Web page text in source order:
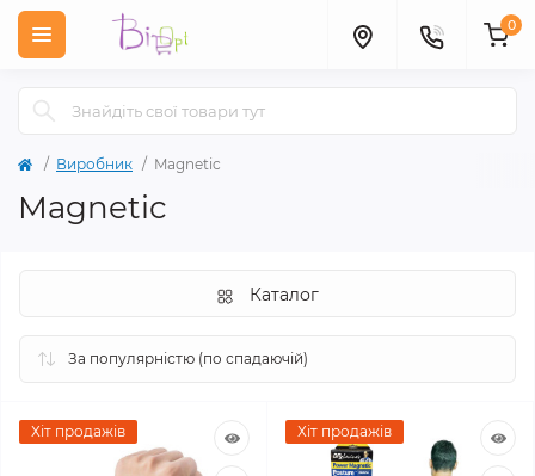
0
Виробник Magnetic
Magnetic
Каталог
Хіт продажів Хіт продажів